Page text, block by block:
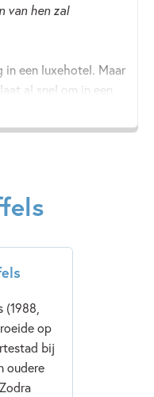
van hen zal
in een luxehotel. Maar
al snel om in een
berichten aan de
onthullen over wat er
dat niet gebeurt, zal
op
bij
oudere